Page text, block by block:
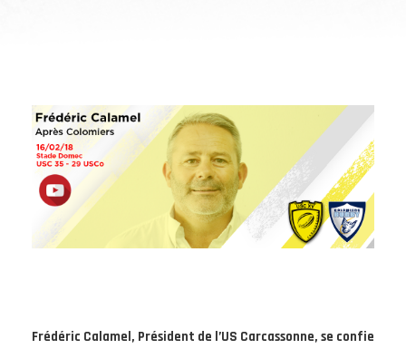
Frédéric Calamel, Président de l’US Carcassonne, se confie